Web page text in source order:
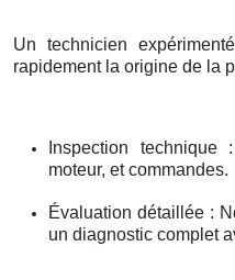
Un technicien
rapidement la origine de la
Inspection
moteur, et commandes.
Évaluation détaillée :
un diagnostic complet